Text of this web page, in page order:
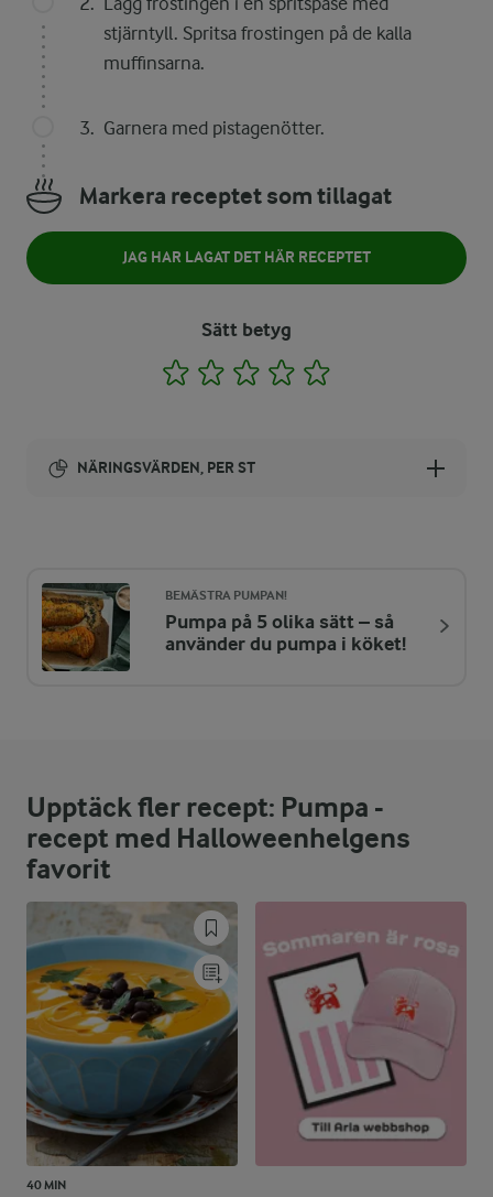
stjärntyll. Spritsa frostingen på de kalla
muffinsarna.
Garnera med pistagenötter.
Markera receptet som tillagat
JAG HAR LAGAT DET HÄR RECEPTET
Sätt betyg
1 2 3 4
NÄRINGSVÄRDEN, PER ST
ENERGIDISTRIBUTION %
NÄRINGSVÄRDEN PER ST
Fett:
44,8 %
18,3 g
Kolhydrater:
50,8 %
45,2 g
BEMÄSTRA PUMPAN!
Pumpa på 5 olika sätt – så
använder du pumpa i köket!
Upptäck fler recept: Pumpa -
recept med Halloweenhelgens
favorit
40 MIN